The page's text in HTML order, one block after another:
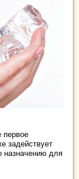
первое
задействует
назначению для